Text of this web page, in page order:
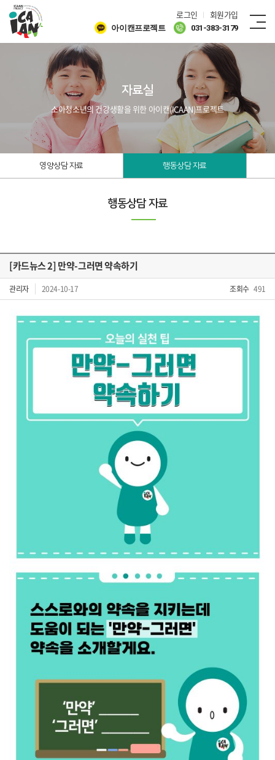
로그인 회원가입
아이캔프로젝트 031-383-3179
자료실
소아청소년의 건강생활을 위한 아이캔(ICAAN)프로젝트
영양상담 자료 행동상담 자료
행동상담 자료
[카드뉴스 2] 만약-그러면 약속하기
관리자 2024-10-17 조회수 491